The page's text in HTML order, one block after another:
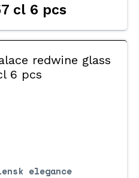
cl 6 pcs
elegance